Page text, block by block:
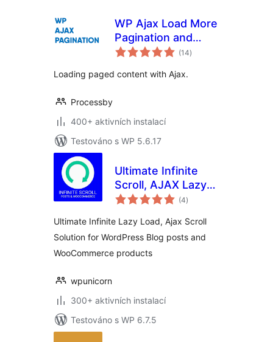
WP Ajax Load More
Pagination and
Infinite Scroll(14celkové
hodnocení
)
Loading paged content with Ajax.
Processby
400+ aktivních instalací
Testováno s WP 5.6.17
Ultimate Infinite
Scroll, AJAX Lazy
load Plugin for
Woocommerce
(4celkové
hodnocení
)
Ultimate Infinite Lazy Load, Ajax Scroll
Solution for WordPress Blog posts and
WooCommerce products
wpunicorn
300+ aktivních instalací
Testováno s WP 6.7.5